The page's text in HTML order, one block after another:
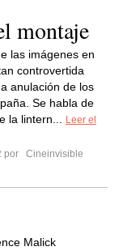
montaje
las imágenes en
controvertida
anulación de los
Se habla de
la lintern...
Leer el
por
Cineinvisible
Malick